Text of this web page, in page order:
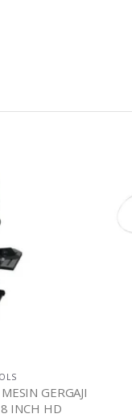
GERGAJI
INCH HD